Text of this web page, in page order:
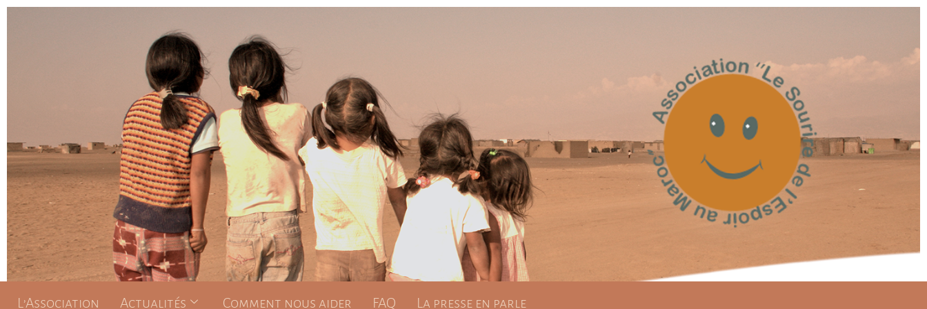
L’Association Actualités Comment nous aider FAQ La presse en parle